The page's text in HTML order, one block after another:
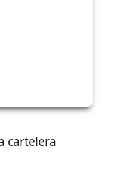
cartelera